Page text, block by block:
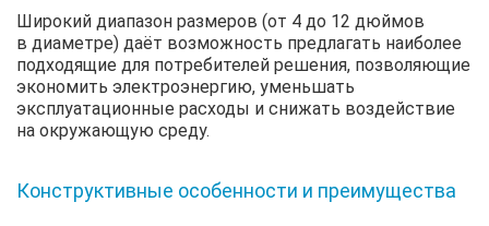
Широкий диапазон размеров (от 4 до 12 дюймов
в диаметре) даёт возможность предлагать наиболее
подходящие для потребителей решения, позволяющие
экономить электроэнергию, уменьшать
эксплуатационные расходы и снижать воздействие
на окружающую среду.
Конструктивные особенности и преимущества